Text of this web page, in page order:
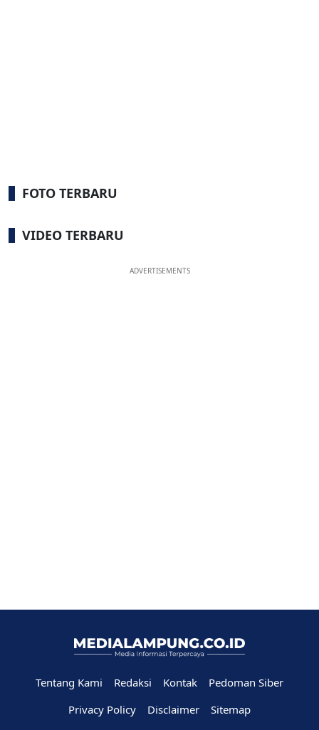
FOTO TERBARU
VIDEO TERBARU
ADVERTISEMENTS
Tentang Kami Redaksi Kontak
Pedoman Siber
Privacy Policy
Disclaimer Sitemap